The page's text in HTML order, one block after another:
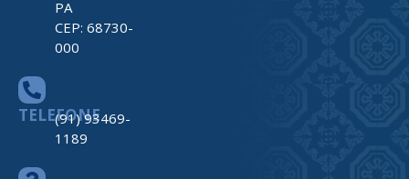
PA
CEP: 68730-
000
TELEFONE
(91) 93469-
1189